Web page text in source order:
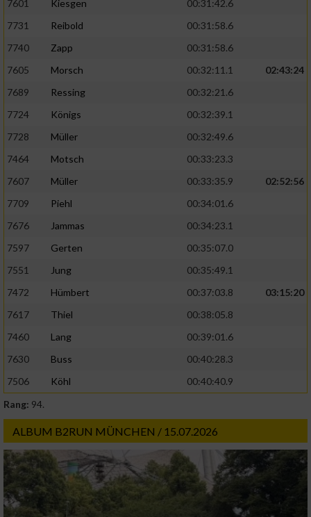
7601
Kiesgen
00:31:42.6
7731
Reibold
00:31:58.6
7740
Zapp
00:31:58.6
7605
Morsch 00:32:11.1
02:43:24
7689
Ressing
00:32:21.6
7724
Königs
00:32:39.1
7728
Müller
00:32:49.6
7464
Motsch
00:33:23.3
7607
Müller 00:33:35.9
02:52:56
7709
Piehl
00:34:01.6
7676
Jammas
00:34:23.1
7597
Gerten
00:35:07.0
7551
Jung
00:35:49.1
7472
Hümbert 00:37:03.8
03:15:20
7617
Thiel
00:38:05.8
7460
Lang
00:39:01.6
7630
Buss
00:40:28.3
7506
Köhl
00:40:40.9
Rang: 94.
ALBUM B2RUN MÜNCHEN / 15.07.2026
Verwendung reduzierter Daten zur Auswahl
von Werbeanzeigen
Erstellung von Profilen für personalisierte
Verwendung von Profilen zur Auswahl
Erstellung von Profilen zur Personalisierung
Verwendung von Profilen zur Auswahl
Messung der Werbeleistung
Messung der Performance von Inhalten
oder Kombinationen von Daten aus
verschiedenen Quellen
Entwicklung und Verbesserung der Angebote
Verwendung reduzierter Daten zur Auswahl
von Inhalten
IAB-Besonderheiten:
Verwendung genauer Standortdaten
Geräte anhand von aktiv angeforderten
Informationen identifizieren